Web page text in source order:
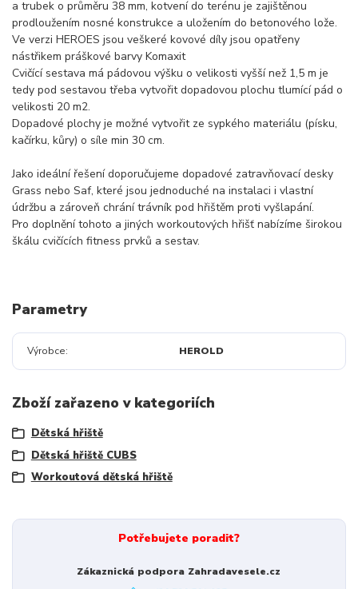
a trubek o průměru 38 mm, kotvení do terénu je zajištěnou
prodloužením nosné konstrukce a uložením do betonového lože.
Ve verzi HEROES jsou veškeré kovové díly jsou opatřeny
nástřikem práškové barvy Komaxit
Cvičící sestava má pádovou výšku o velikosti vyšší než 1,5 m je
tedy pod sestavou třeba vytvořit dopadovou plochu tlumící pád o
velikosti 20 m2.
Dopadové plochy je možné vytvořit ze sypkého materiálu (písku,
kačírku, kůry) o síle min 30 cm.
Jako ideální řešení doporučujeme dopadové zatravňovací desky
Grass nebo Saf, které jsou jednoduché na instalaci i vlastní
údržbu a zároveň chrání trávník pod hřištěm proti vyšlapání.
Pro doplnění tohoto a jiných workoutových hřišť nabízíme širokou
škálu cvičících fitness prvků a sestav.
Parametry
Výrobce HEROLD
Zboží zařazeno v kategoriích
Dětská hřiště
Dětská hřiště CUBS
Workoutová dětská hřiště
Potřebujete poradit?
Zákaznická podpora Zahradavesele.cz